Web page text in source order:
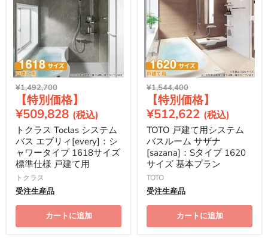
元
価
格
¥1,492,700
在
の
価
格
¥509,828
トクラス Toclas システム
バス エブリィ[every]：シ
ャワータイプ 1618サイズ
標準仕様 戸建て用
トクラス
受注生産品
カートに追加
元
価
格
¥1,544,400
在
の
価
格
¥512,622
TOTO 戸建て用システム
バスルーム サザナ
[sazana]：Sタイプ 1620
サイズ 基本プラン
TOTO
受注生産品
カートに追加